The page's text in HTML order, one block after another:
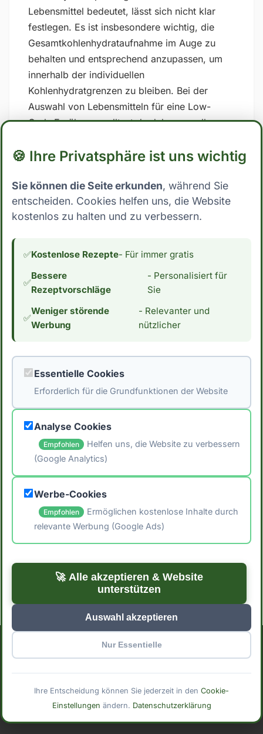
Lebensmittel bedeutet, lässt sich nicht klar
festlegen. Es ist insbesondere wichtig, die
Gesamtkohlenhydrataufnahme im Auge zu
behalten und entsprechend anzupassen, um
innerhalb der individuellen
Kohlenhydratgrenzen zu bleiben. Bei der
Auswahl von Lebensmitteln für eine Low-
Carb-Ernährung solltest du daher vor allem
Lebensmittel verzichten und stattdessen auf
und Ballaststoffen ist. ## Low Carb Ernährung:
Wo steht Quark (Sahne)? Mit 3.7 Gramm
Kohlenhydrate pro 100g essbarer Anteil fällt
Low Carb. Dies schließt die Zutat für
reduzieren möchten, aus. Wenn du an einer
Low Carb Ernährung interessiert bist,
interessiert dich vielleicht auch der
Kaloriengehalt. Mit 183 Kalorien pro 100g
durchschnittlichen Kaloriengehalt. *Hinweis:
Die Daten stammen aus der [Schweizer
Nährwertdatenbank]
(https://naehrwertdaten.ch/de/).*
🖨️ Artikel drucken
← Zurück zu Blog
Zur Startseite →
ImpressumDatenschutzerklärungCookie-Einstellungen
© 2025 Mindful Meals. Mit
erstellt für bewusste
Ernährung.
🍪 Ihre Privatsphäre ist uns wichtig
Sie können die Seite erkunden, während Sie
entscheiden. Cookies helfen uns, die Website
kostenlos zu halten und zu verbessern.
✅Kostenlose Rezepte- Für immer gratis
✅
Bessere
Rezeptvorschläge
- Personalisiert für
Sie
✅
Weniger störende
Werbung
- Relevanter und
nützlicher
Essentielle Cookies
Erforderlich für die Grundfunktionen der Website
Analyse Cookies
Empfohlen
Helfen uns, die Website zu verbessern
(Google Analytics)
Werbe-Cookies
Empfohlen
Ermöglichen kostenlose Inhalte durch
relevante Werbung (Google Ads)
🚀 Alle akzeptieren & Website
unterstützen
Auswahl akzeptieren
Nur Essentielle
Ihre Entscheidung können Sie jederzeit in den Cookie-
Einstellungen ändern. Datenschutzerklärung